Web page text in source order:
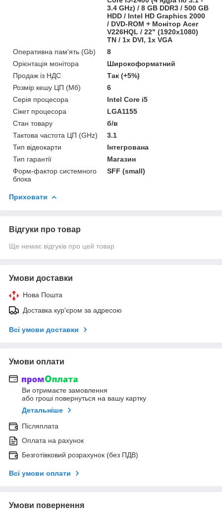
3.4 GHz) / 8 GB DDR3 / 500 GB
HDD / Intel HD Graphics 2000
/ DVD-ROM + Монітор Acer
V226HQL / 22" (1920x1080)
TN / 1x DVI, 1x VGA
Оперативна пам'ять (Gb)
8
Орієнтація монітора
Широкоформатний
Продаж із НДС
Так (+5%)
Розмір кешу ЦП (Мб)
6
Серія процесора
Intel Core i5
Сікет процесора
LGA1155
Стан товару
б/в
Тактова частота ЦП (GHz)
3.1
Тип відеокарти
Інтегрована
Тип гарантії
Магазин
Форм-фактор системного
блока
SFF (small)
Приховати
Відгуки про товар
Ще немає відгуків про цей товар
Умови доставки
Нова Пошта
Доставка кур'єром за адресою
Всі умови доставки
Умови оплати
Ви отримаєте замовлення
або гроші повернуться на вашу картку
Детальніше
Післяплата
Оплата на рахунок
Безготівковий розрахунок (без ПДВ)
Всі умови оплати
Умови повернення